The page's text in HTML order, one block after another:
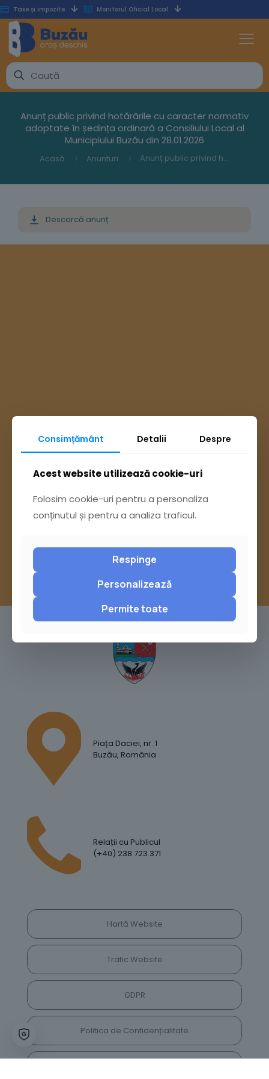
Taxe și impozite Monitorul Oficial Local
Anunț public privind hotărârile cu caracter normativ
adoptate în ședința ordinară a Consiliului Local al
Municipiului Buzău din 28.01.2026
Acasă Anunturi Anunț public privind hotărârile cu caracter normativ adoptate în ședința ordinară a Consiliului Local al Municipiului Buzău din 28.01.2026
Descarcă anunț
Ai întrebări? Accesează
sau trimite o sesizare pe Buzău City
Piața Daciei, nr. 1
Buzău, România
Relații cu Publicul
(+40) 238 723 371
Hartă Website
Trafic Website
GDPR
Politica de Confidențialitate
Consimțământ Detalii Despre
Acest website utilizează cookie-uri
Folosim cookie-uri pentru a personaliza
conținutul și pentru a analiza traficul.
Respinge
Personalizează
Permite toate